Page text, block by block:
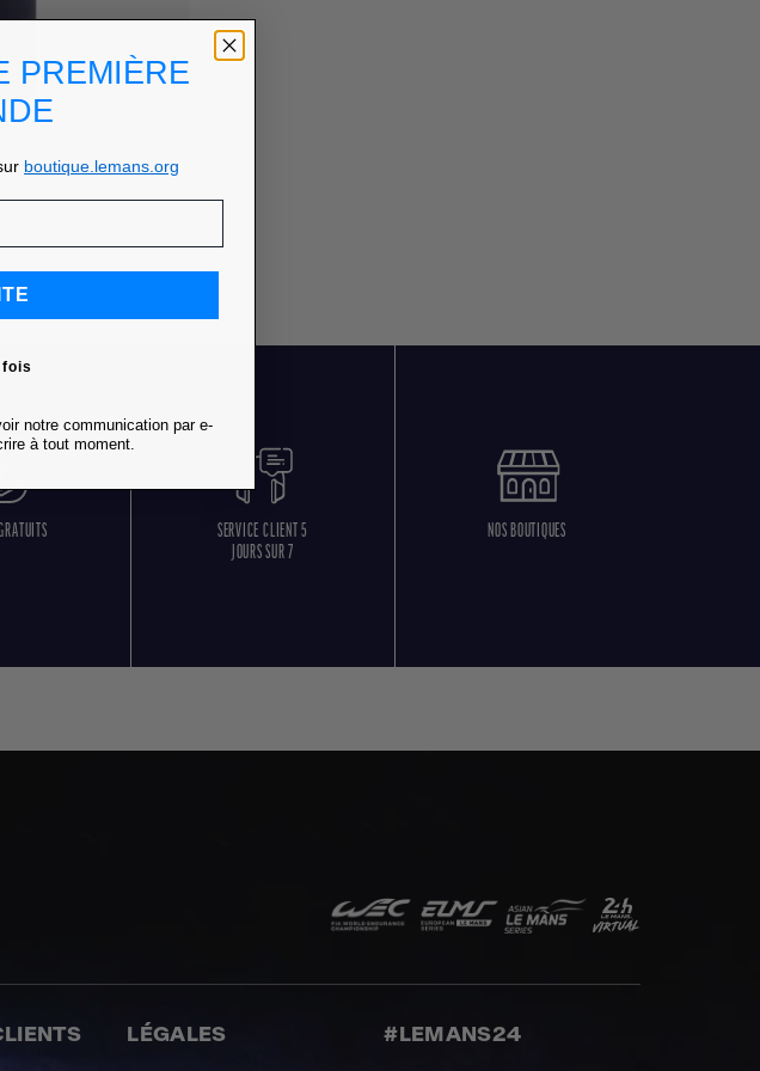
SERVICE CLIENT 5
JOURS SUR 7
NOS BOUTIQUES
LÉGALES #LEMANS24
PREMIÈRE
boutique.lemans.org
notre communication par e-
à tout moment.